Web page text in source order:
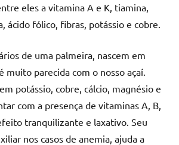
eles a vitamina A e K, tiamina,
ácido fólico, fibras, potássio e cobre.
de uma palmeira, nascem em
muito parecida com o nosso açaí.
potássio, cobre, cálcio, magnésio e
com a presença de vitaminas A, B,
tranquilizante e laxativo. Seu
nos casos de anemia, ajuda a